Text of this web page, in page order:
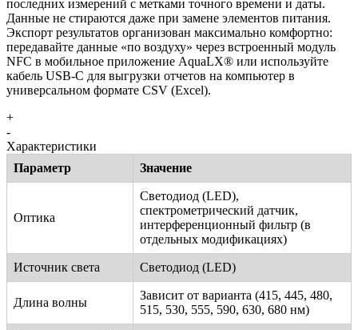
последних измерений с метками точного времени и даты.
Данные не стираются даже при замене элементов питания.
Экспорт результатов организован максимально комфортно:
передавайте данные «по воздуху» через встроенный модуль
NFC в мобильное приложение AquaLX® или используйте
кабель USB-C для выгрузки отчетов на компьютер в
универсальном формате CSV (Excel).
+
-
Характеристики
Параметр
Значение
Оптика
Светодиод (LED),
спектрометрический датчик,
интерференционный фильтр (в
отдельных модификациях)
Источник света Светодиод (LED)
Длина волны
Зависит от варианта (415, 445, 480,
515, 530, 555, 590, 630, 680 нм)